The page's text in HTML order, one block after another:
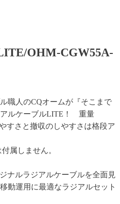
OHM-CGW55A-
職人のCQオームが『そこまで
ルケーブルLITE！ 重量
すさと撤収のしやすさは格段ア
属しません。
ナルラジアルケーブルを全面見
動運用に最適なラジアルセット